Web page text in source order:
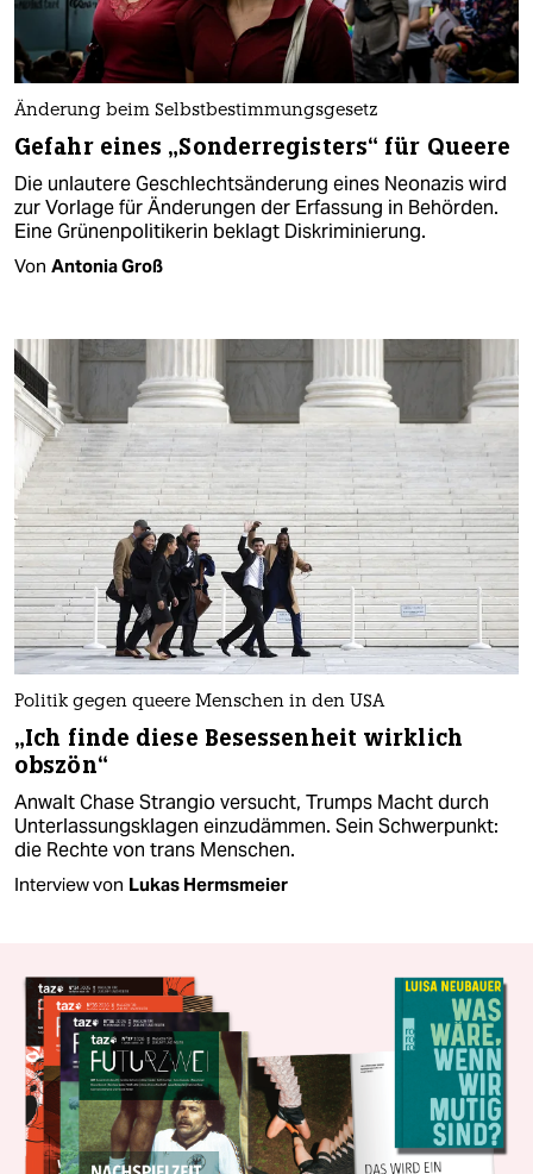
Änderung beim Selbstbestimmungsgesetz
Gefahr eines „Sonderregisters“ für Queere
Die unlautere Geschlechtsänderung eines Neonazis wird
zur Vorlage für Änderungen der Erfassung in Behörden.
Eine Grünenpolitikerin beklagt Diskriminierung.
Von Antonia Groß
Politik gegen queere Menschen in den USA
„Ich finde diese Besessenheit wirklich
obszön“
Anwalt Chase Strangio versucht, Trumps Macht durch
Unterlassungsklagen einzudämmen. Sein Schwerpunkt:
die Rechte von trans Menschen.
Interview von Lukas Hermsmeier